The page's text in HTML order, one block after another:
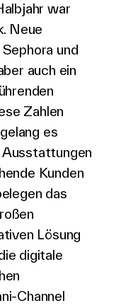
war
Neue
und
auch ein
Zahlen
es
Kunden
das
Lösung
digitale
Channel